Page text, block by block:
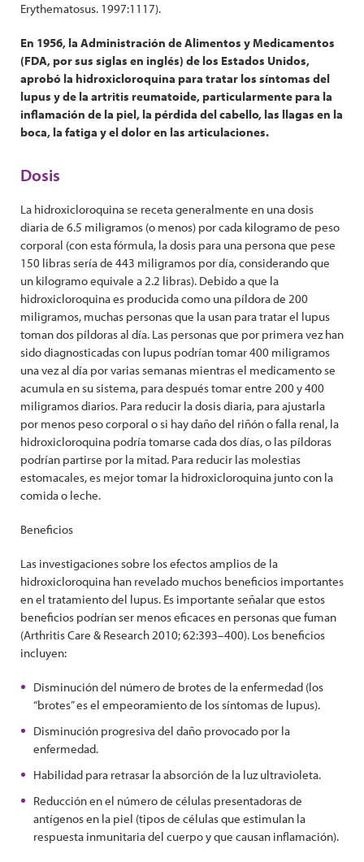
Erythematosus. 1997:1117).
En 1956, la Administración de Alimentos y Medicamentos
(FDA, por sus siglas en inglés) de los Estados Unidos,
aprobó la hidroxicloroquina para tratar los síntomas del
lupus y de la artritis reumatoide, particularmente para la
inflamación de la piel, la pérdida del cabello, las llagas en la
boca, la fatiga y el dolor en las articulaciones.
Dosis
La hidroxicloroquina se receta generalmente en una dosis
diaria de 6.5 miligramos (o menos) por cada kilogramo de peso
corporal (con esta fórmula, la dosis para una persona que pese
150 libras sería de 443 miligramos por día, considerando que
un kilogramo equivale a 2.2 libras). Debido a que la
hidroxicloroquina es producida como una píldora de 200
miligramos, muchas personas que la usan para tratar el lupus
toman dos píldoras al día. Las personas que por primera vez han
sido diagnosticadas con lupus podrían tomar 400 miligramos
una vez al día por varias semanas mientras el medicamento se
acumula en su sistema, para después tomar entre 200 y 400
miligramos diarios. Para reducir la dosis diaria, para ajustarla
por menos peso corporal o si hay daño del riñón o falla renal, la
hidroxicloroquina podría tomarse cada dos días, o las píldoras
podrían partirse por la mitad. Para reducir las molestias
estomacales, es mejor tomar la hidroxicloroquina junto con la
comida o leche.
Beneficios
Las investigaciones sobre los efectos amplios de la
hidroxicloroquina han revelado muchos beneficios importantes
en el tratamiento del lupus. Es importante señalar que estos
beneficios podrían ser menos eficaces en personas que fuman
(Arthritis Care & Research 2010; 62:393–400). Los beneficios
incluyen:
Disminución del número de brotes de la enfermedad (los
“brotes” es el empeoramiento de los síntomas de lupus).
Disminución progresiva del daño provocado por la
enfermedad.
Habilidad para retrasar la absorción de la luz ultravioleta.
Reducción en el número de células presentadoras de
antígenos en la piel (tipos de células que estimulan la
respuesta inmunitaria del cuerpo y que causan inflamación).